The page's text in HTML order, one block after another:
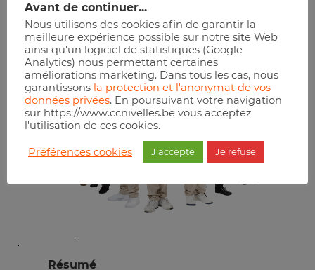
Résumé
Avant de continuer...
Nous utilisons des cookies afin de garantir la
meilleure expérience possible sur notre site Web
ainsi qu'un logiciel de statistiques (Google
Analytics) nous permettant certaines
améliorations marketing. Dans tous les cas, nous
garantissons la protection et l'anonymat de vos
données privées. En poursuivant votre navigation
sur https://www.ccnivelles.be vous acceptez
l'utilisation de ces cookies.
Préférences cookies J'accepte Je refuse